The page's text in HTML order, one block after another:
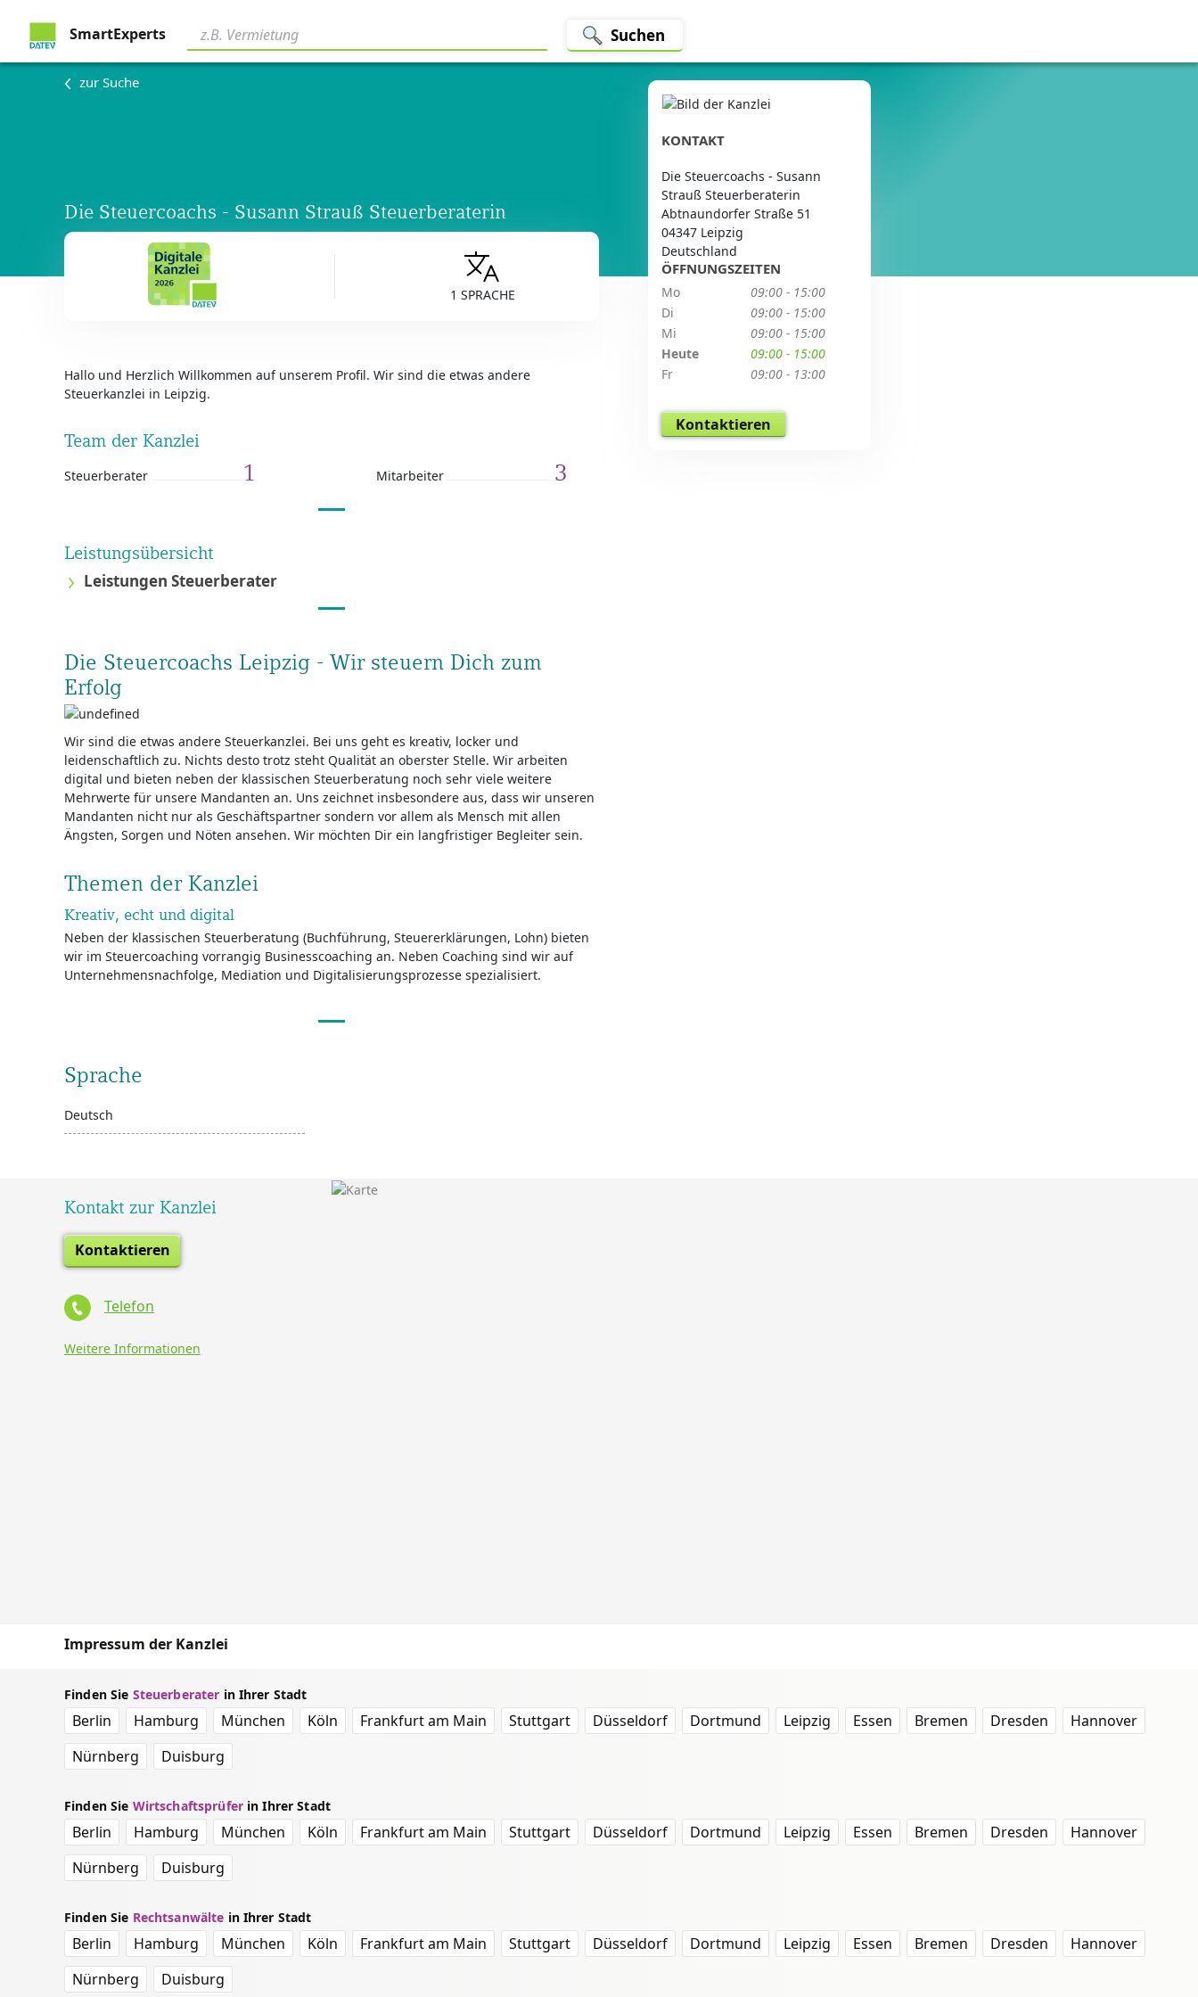
SmartExperts Suchen
zur Suche
Die Steuercoachs - Susann Strauß Steuerberaterin
1 SPRACHE
Hallo und Herzlich Willkommen auf unserem Profil. Wir sind die etwas andere
Steuerkanzlei in Leipzig.
Team der Kanzlei
Steuerberater 1 Mitarbeiter 3
Leistungsübersicht
Leistungen Steuerberater
Die Steuercoachs Leipzig - Wir steuern Dich zum
Erfolg
Wir sind die etwas andere Steuerkanzlei. Bei uns geht es kreativ, locker und
leidenschaftlich zu. Nichts desto trotz steht Qualität an oberster Stelle. Wir arbeiten
digital und bieten neben der klassischen Steuerberatung noch sehr viele weitere
Mehrwerte für unsere Mandanten an. Uns zeichnet insbesondere aus, dass wir unseren
Mandanten nicht nur als Geschäftspartner sondern vor allem als Mensch mit allen
Ängsten, Sorgen und Nöten ansehen. Wir möchten Dir ein langfristiger Begleiter sein.
Themen der Kanzlei
Kreativ, echt und digital
Neben der klassischen Steuerberatung (Buchführung, Steuererklärungen, Lohn) bieten
wir im Steuercoaching vorrangig Businesscoaching an. Neben Coaching sind wir auf
Unternehmensnachfolge, Mediation und Digitalisierungsprozesse spezialisiert.
Sprache
Deutsch
KONTAKT
Die Steuercoachs - Susann
Strauß Steuerberaterin
Abtnaundorfer Straße 51
04347 Leipzig
Deutschland
ÖFFNUNGSZEITEN
Mo
09:00 - 15:00
Di
09:00 - 15:00
Mi
09:00 - 15:00
Heute
09:00 - 15:00
Fr
09:00 - 13:00
Kontaktieren
Kontakt zur Kanzlei
Kontaktieren
Telefon
Weitere Informationen
Impressum der Kanzlei
Finden Sie Steuerberater in Ihrer Stadt
Berlin Hamburg München Köln Frankfurt am Main Stuttgart Düsseldorf Dortmund Leipzig Essen Bremen Dresden
Hannover
Nürnberg
Duisburg
Finden Sie Wirtschaftsprüferin Ihrer Stadt
Berlin Hamburg München Köln Frankfurt am Main Stuttgart Düsseldorf Dortmund Leipzig Essen Bremen Dresden
Hannover
Nürnberg
Duisburg
Finden Sie Rechtsanwälte in Ihrer Stadt
Berlin Hamburg München Köln Frankfurt am Main Stuttgart Düsseldorf Dortmund Leipzig Essen Bremen Dresden
Hannover
Nürnberg
Duisburg